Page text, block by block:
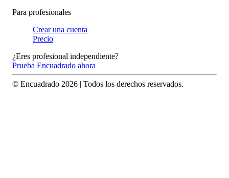
Para profesionales
Crear una cuenta
Precio
¿Eres profesional independiente?
Prueba Encuadrado ahora
© Encuadrado 2026 | Todos los derechos reservados.